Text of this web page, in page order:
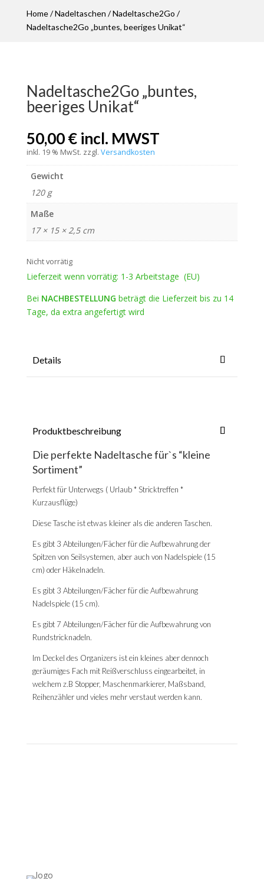
Home/Nadeltaschen /Nadeltasche2Go /
Nadeltasche2Go „buntes, beeriges Unikat“
Nadeltasche2Go „buntes,
beeriges Unikat“
50,00€ incl. MWST
inkl. 19 % MwSt. zzgl. Versandkosten
Gewicht
120 g
Maße
17 × 15 × 2,5 cm
Nicht vorrätig
Lieferzeit wenn vorrätig: 1-3 Arbeitstage (EU)
Bei NACHBESTELLUNG beträgt die Lieferzeit bis zu 14
Tage, da extra angefertigt wird
Details
Produktbeschreibung
Die perfekte Nadeltasche für`s “kleine
Sortiment”
Perfekt für Unterwegs ( Urlaub * Stricktreffen *
Kurzausflüge)
Diese Tasche ist etwas kleiner als die anderen Taschen.
Es gibt 3 Abteilungen/Fächer für die Aufbewahrung der
Spitzen von Seilsystemen, aber auch von Nadelspiele (15
cm) oder Häkelnadeln.
Es gibt 3 Abteilungen/Fächer für die Aufbewahrung
Nadelspiele (15 cm).
Es gibt 7 Abteilungen/Fächer für die Aufbewahrung von
Rundstricknadeln.
Im Deckel des Organizers ist ein kleines aber dennoch
geräumiges Fach mit Reißverschluss eingearbeitet, in
welchem z.B Stopper, Maschenmarkierer, Maßsband,
Reihenzähler und vieles mehr verstaut werden kann.